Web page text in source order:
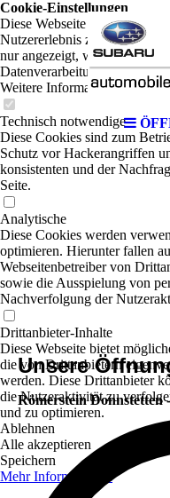
Unsere
Römerstein Donnstetten
Cookie-Einstellungen
Diese Webseite verwendet
Nutzererlebnis zu bieten.
nur angezeigt, wenn die
Datenverarbeitung kann
Weitere Informationen hierzu
Technisch notwendige
Diese Cookies sind zum
Schutz vor Hackerangriffen
konsistenten und der
Seite.
Analytische
Diese Cookies werden
optimieren. Hierunter fallen
Webseitenbetreiber von
sowie die Ausspielung von
Nachverfolgung der
Drittanbieter-Inhalte
Diese Webseite bietet
die von Drittanbietern
werden. Diese Drittanbieter
die Nutzeraktivität zu
und zu optimieren.
Ablehnen
Alle akzeptieren
Speichern
Mehr Informationen